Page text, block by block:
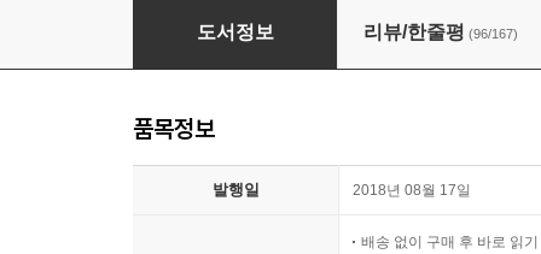
수학이 필요한 순간
도서정보 리뷰/한줄평 (96/167)
품목정보
발행일 2018년 08월 17일
배송 없이 구매 후 바로 읽기